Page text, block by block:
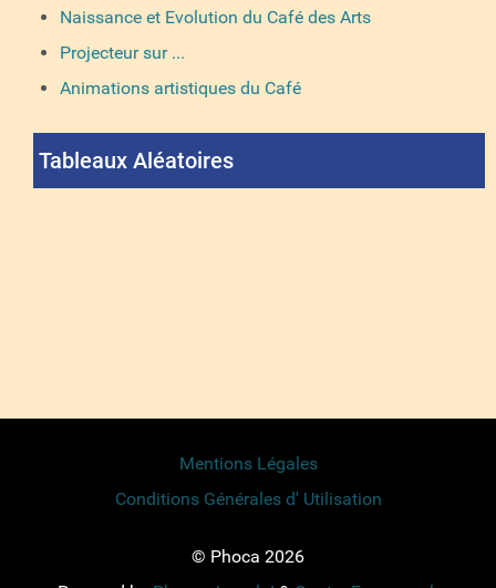
Naissance et Evolution du Café des Arts
Projecteur sur ...
Animations artistiques du Café
Tableaux Aléatoires
Mentions Légales
Conditions Générales d' Utilisation
© Phoca 2026